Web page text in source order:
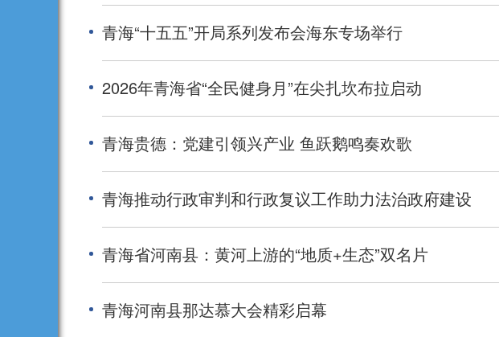
青海“十五五”开局系列发布会海东专场举行
2026年青海省“全民健身月”在尖扎坎布拉启动
青海贵德：党建引领兴产业 鱼跃鹅鸣奏欢歌
青海推动行政审判和行政复议工作助力法治政府建设
青海省河南县：黄河上游的“地质+生态”双名片
青海河南县那达慕大会精彩启幕